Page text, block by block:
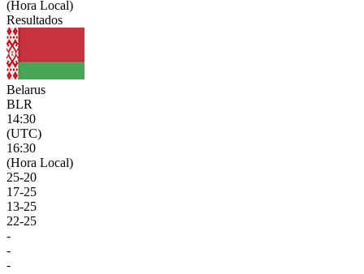
(Hora Local)
Resultados
Belarus
BLR
14:30
(UTC)
16:30
(Hora Local)
25-20
17-25
13-25
22-25
-
-
-